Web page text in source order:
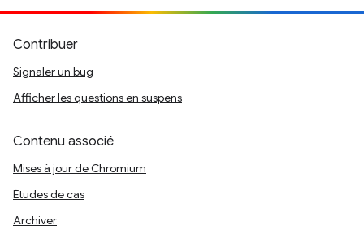
Contribuer
Signaler un bug
Afficher les questions en suspens
Contenu associé
Mises à jour de Chromium
Études de cas
Archiver